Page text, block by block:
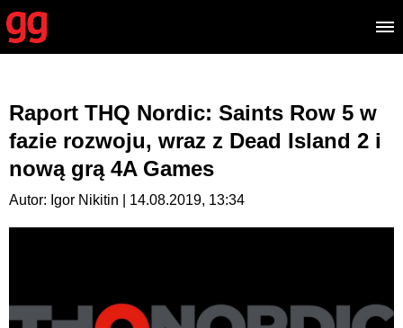
Raport THQ Nordic: Saints Row 5 w
fazie rozwoju, wraz z Dead Island 2 i
nową grą 4A Games
Autor: Igor Nikitin | 14.08.2019, 13:34